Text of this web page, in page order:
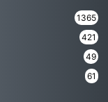
1365
421
49
61